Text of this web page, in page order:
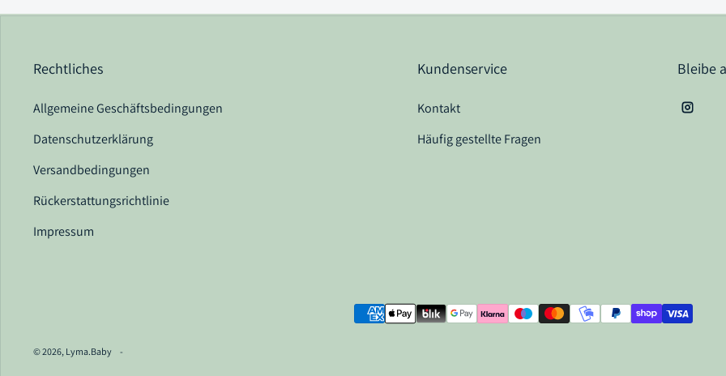
Rechtliches
Allgemeine Geschäftsbedingungen
Datenschutzerklärung
Versandbedingungen
Rückerstattungsrichtlinie
Impressum
Kundenservice
Kontakt
Häufig gestellte Fragen
Bleibe
Zahlungsarten
© 2026, Lyma.Baby -